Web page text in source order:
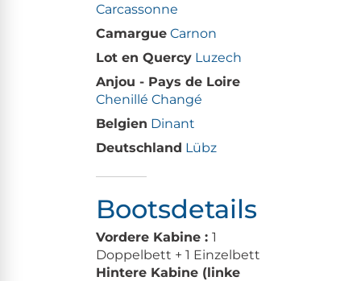
Carcassonne
Camargue Carnon
Lot en Quercy Luzech
Anjou - Pays de Loire
Chenillé Changé
Belgien Dinant
Deutschland Lübz
Bootsdetails
Vordere Kabine : 1
Doppelbett + 1 Einzelbett
Hintere Kabine (linke